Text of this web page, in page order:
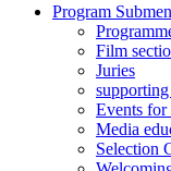
Program
Film
Juries
Events for
Media
Selection